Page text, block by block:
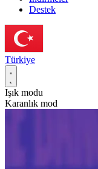
Destek
Türkiye
Işık modu
Karanlık mod